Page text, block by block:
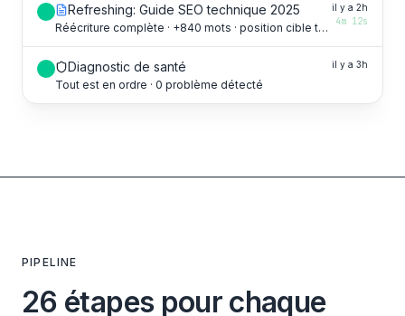
Refreshing: Guide SEO technique 2025
Réécriture complète · +840 mots · position cible top 3
il y a 2h
4m 12s
Diagnostic de santé
Tout est en ordre · 0 problème détecté
il y a 3h
PIPELINE
26 étapes pour chaque